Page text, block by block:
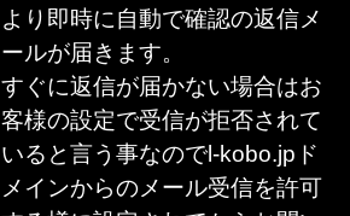
より即時に自動で確認の返信メ
ールが届きます。
すぐに返信が届かない場合はお
客様の設定で受信が拒否されて
いると言う事なのでl-kobo.jpド
メインからのメール受信を許可